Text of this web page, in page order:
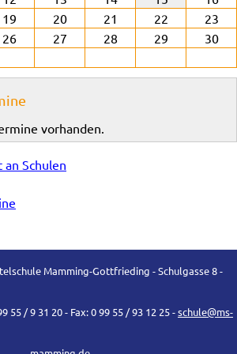
19 20 21 22
23
26 27 28 29
30
vorhanden.
Mamming-Gottfrieding - Schulgasse 8 -
55 / 9 31 20 - Fax: 0 99 55 / 93 12 25 -schule@ms-